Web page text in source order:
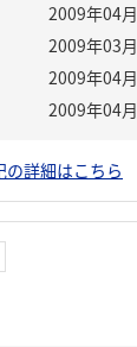
2009年04月
2009年03月
2009年04月
2009年04月
の詳細はこちら